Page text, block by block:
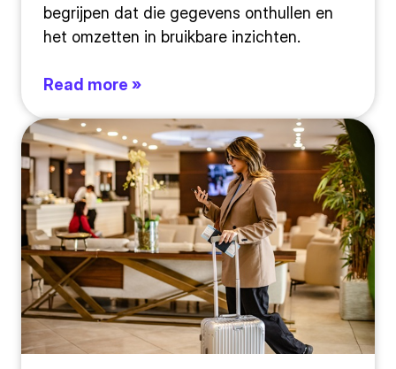
begrijpen dat die gegevens onthullen en
het omzetten in bruikbare inzichten.
Read more »